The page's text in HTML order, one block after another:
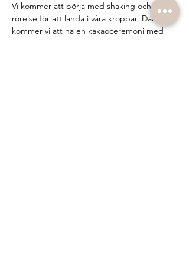
Vi kommer att börja med shaking och
rörelse för att landa i våra kroppar. Därefter
kommer vi att ha en kakaoceremoni med